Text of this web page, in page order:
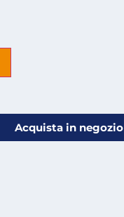
Acquista in negozio